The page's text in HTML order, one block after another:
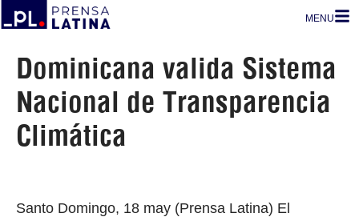
MENU
Dominicana valida Sistema
Nacional de Transparencia
Climática
Santo Domingo, 18 may (Prensa Latina) El